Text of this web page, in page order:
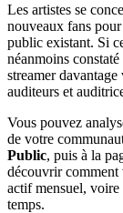
Les artistes se
nouveaux fans
public existant. Si
néanmoins
streamer
auditeurs et
Vous pouvez
de votre
Public, puis à la
découvrir comment
actif mensuel, voire
temps.